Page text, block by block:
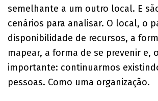
semelhante a um outro local. E
cenários para analisar. O local, o
disponibilidade de recursos, a
mapear, a forma de se prevenir e,
importante: continuarmos
pessoas. Como uma organização.